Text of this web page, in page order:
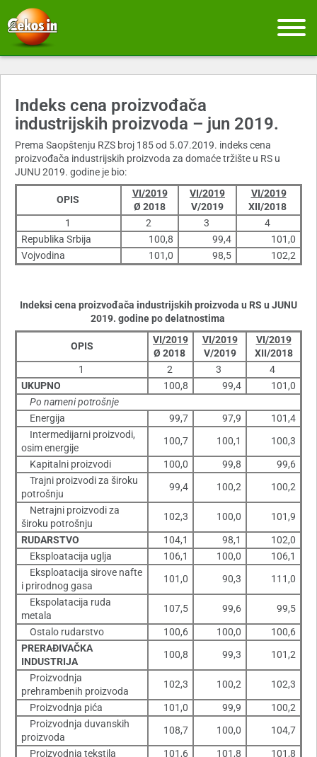
Indeks cena proizvođača
industrijskih proizvoda – jun 2019.
Prema Saopštenju RZS broj 185 od 5.07.2019. indeks cena
proizvođača industrijskih proizvoda za domaće tržište u RS u
JUNU 2019. godine je bio:
OPIS
VI/2019
Ø 2018
VI/2019
V/2019
VI/2019
XII/2018
1
2 3
4
Republika Srbija
100,8 99,4
101,0
Vojvodina
101,0 98,5 102,2
Indeksi cena proizvođača industrijskih proizvoda u RS u JUNU
2019. godine po delatnostima
OPIS
VI/2019
Ø 2018
VI/2019
V/2019
VI/2019
XII/2018
1
2 3
4
UKUPNO
100,8 99,4
101,0
Po nameni potrošnje
Energija
99,7 97,9
101,4
Intermedijarni proizvodi,
osim energije
100,7 100,1 100,3
Kapitalni proizvodi 100,0 99,8
99,6
Trajni proizvodi za široku
potrošnju
99,4 100,2 100,2
Netrajni proizvodi za
široku potrošnju
102,3 100,0 101,9
RUDARSTVO 104,1 98,1
102,0
Eksploatacija uglja
106,1 100,0
106,1
Eksploatacija sirove nafte
i prirodnog gasa
101,0 90,3 111,0
Ekspolatacija ruda
metala
107,5 99,6 99,5
Ostalo rudarstvo 100,6 100,0
100,6
PRERAÐIVAČKA
INDUSTRIJA
100,8 99,3 101,2
Proizvodnja
prehrambenih proizvoda
102,3 100,2 102,3
Proizvodnja pića 101,0 99,9
100,2
Proizvodnja duvanskih
proizvoda
108,7 100,0 104,7
Proizvodnja tekstila 101,6 101,8
101,8